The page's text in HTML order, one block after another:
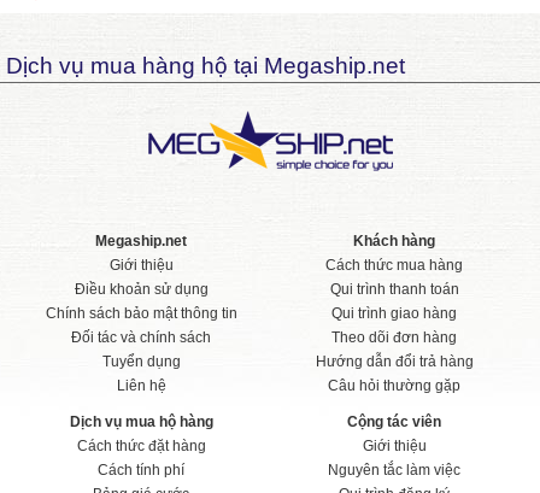
Dịch vụ mua hàng hộ tại Megaship.net
Megaship.net
Giới thiệu
Điều khoản sử dụng
Chính sách bảo mật thông tin
Đối tác và chính sách
Tuyển dụng
Liên hệ
Khách hàng
Cách thức mua hàng
Qui trình thanh toán
Qui trình giao hàng
Theo dõi đơn hàng
Hướng dẫn đổi trả hàng
Câu hỏi thường gặp
Dịch vụ mua hộ hàng
Cách thức đặt hàng
Cách tính phí
Cộng tác viên
Giới thiệu
Nguyên tắc làm việc